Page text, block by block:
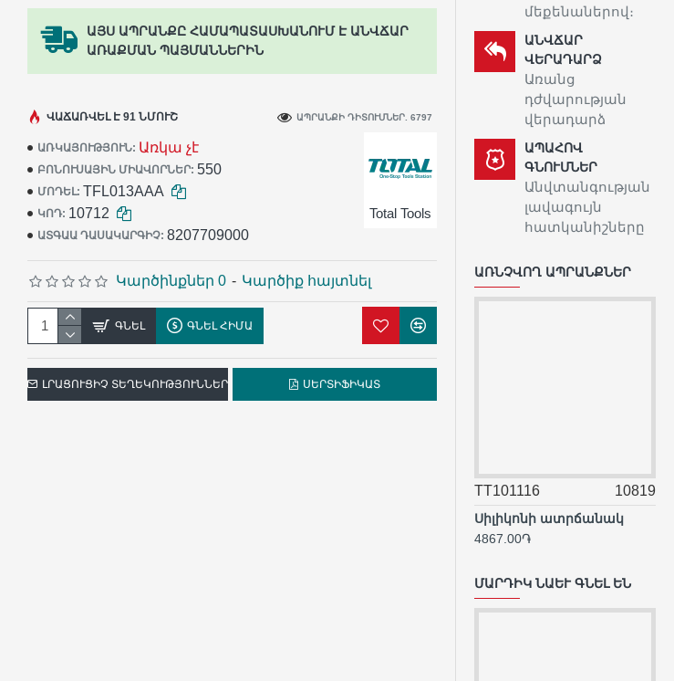
ԱՅՍ ԱՊՐԱՆՔԸ ՀԱՄԱՊԱՏԱՍԽԱՆՈՒՄ Է ԱՆՎՃԱՐ
ԱՌԱՔՄԱՆ ՊԱՅՄԱՆՆԵՐԻՆ
ԱՌԿԱՅՈՒԹՅՈՒՆ: Առկա չէ
ԲՈՆՈՒՍԱՅԻՆ ՄԻԱՎՈՐՆԵՐ: 550
ՄՈԴԵԼ: TFL013AAA
ԿՈԴ: 10712
ԱՏԳԱԱ ԴԱՍԱԿԱՐԳԻՉ: 8207709000
Total Tools
ՎԱՃԱՌՎԵԼ Է 91 ՆՄՈՒՇ ԱՊՐԱՆՔԻ ԴԻՏՈՒՄՆԵՐ. 6797
Կարծինքներ 0 - Կարծիք հայտնել
ԳՆԵԼ ԳՆԵԼ ՀԻՄԱ
ԼՐԱՑՈՒՑԻՉ ՏԵՂԵԿՈՒԹՅՈՒՆՆԵՐ ՍԵՐՏԻՖԻԿԱՏ
մեքենաներով։
ԱՆՎՃԱՐ
ՎԵՐԱԴԱՐՁ
Առանց
դժվարության
վերադարձ
ԱՊԱՀՈՎ
ԳՆՈՒՄՆԵՐ
Անվտանգության
լավագույն
հատկանիշները
ԱՌՆՉՎՈՂ ԱՊՐԱՆՔՆԵՐ
TT101116 10819
Սիլիկոնի ատրճանակ
4867.00֏
ՄԱՐԴԻԿ ՆԱԵՒ ԳՆԵԼ ԵՆ